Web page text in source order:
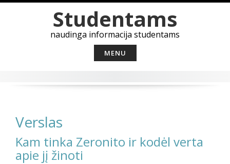
Studentams
naudinga informacija studentams
MENU
Verslas
Kam tinka Zeronito ir kodėl verta
apie jį žinoti